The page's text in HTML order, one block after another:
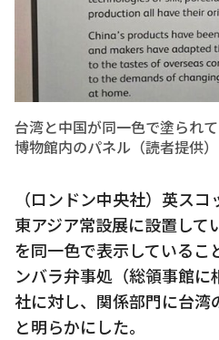
台湾と中国が同一色で塗られ
博物館内のパネル（読者提供）
（ロンドン中央社）英ス
東アジア常設展に設置して
を同一色で表示しているこ
ンバラ弁事処（総領事館
社に対し、関係部門に台湾
と明らかにした。